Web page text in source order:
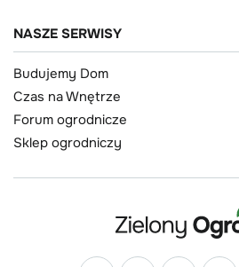
NASZE SERWISY
Budujemy Dom
Czas na Wnętrze
Forum ogrodnicze
Sklep ogrodniczy